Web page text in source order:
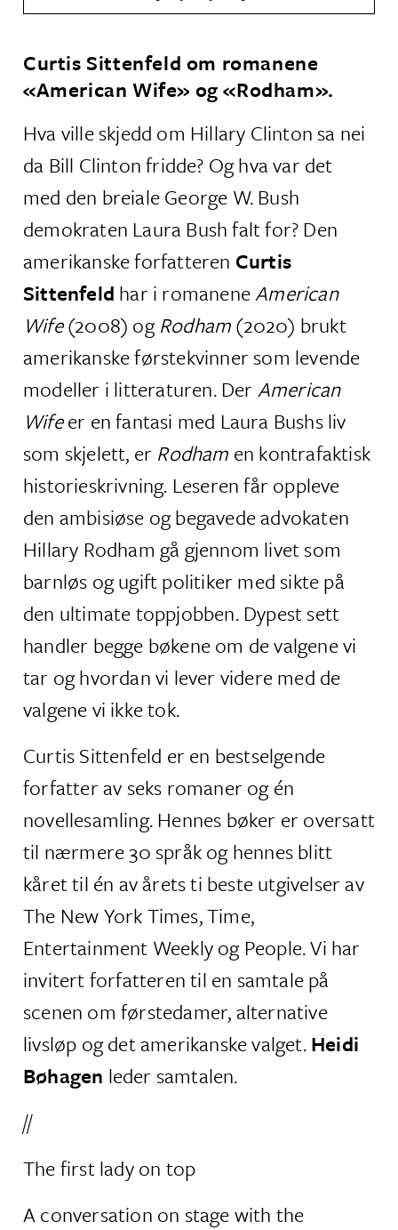
Curtis Sittenfeld om romanene
«American Wife» og «Rodham».
Hva ville skjedd om Hillary Clinton sa nei
da Bill Clinton fridde? Og hva var det
med den breiale George W. Bush
demokraten Laura Bush falt for? Den
amerikanske forfatteren Curtis
Sittenfeld har i romaneneAmerican
Wife(2008) ogRodham(2020) brukt
amerikanske førstekvinner som levende
modeller i litteraturen. DerAmerican
Wifeer en fantasi med Laura Bushs liv
som skjelett, er Rodham en kontrafaktisk
historieskrivning. Leseren får oppleve
den ambisiøse og begavede advokaten
Hillary Rodham gå gjennom livet som
barnløs og ugift politiker med sikte på
den ultimate toppjobben. Dypest sett
handler begge bøkene om de valgene vi
tar og hvordan vi lever videre med de
valgene vi ikke tok.
Curtis Sittenfeld er en bestselgende
forfatter av seks romaner og én
novellesamling. Hennes bøker er oversatt
til nærmere 30 språk og hennes blitt
kåret til én av årets ti beste utgivelser av
The New York Times, Time,
Entertainment Weekly og People. Vi har
invitert forfatteren til en samtale på
scenen om førstedamer, alternative
livsløp og det amerikanske valget.Heidi
Bøhagen leder samtalen.
//
The first lady on top
A conversation on stage with the